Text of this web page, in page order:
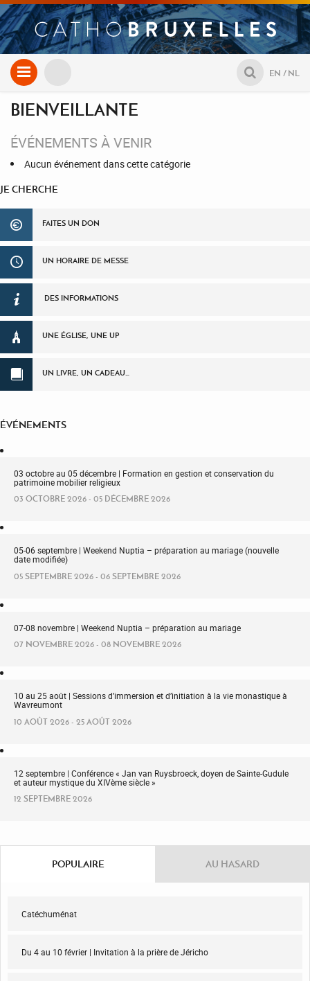
Aller
au
NL
EN
BIENVEILLANTE
ÉVÉNEMENTS À VENIR
Aucun événement dans cette catégorie
JE CHERCHE
FAITES UN DON
UN HORAIRE DE MESSE
DES INFORMATIONS
UNE ÉGLISE, UNE UP
UN LIVRE, UN CADEAU…
ÉVÉNEMENTS
03 octobre au 05 décembre | Formation en gestion et conservation du
patrimoine mobilier religieux
03 OCTOBRE 2026 - 05 DÉCEMBRE 2026
05-06 septembre | Weekend Nuptia – préparation au mariage (nouvelle
date modifiée)
05 SEPTEMBRE 2026 - 06 SEPTEMBRE 2026
07-08 novembre | Weekend Nuptia – préparation au mariage
07 NOVEMBRE 2026 - 08 NOVEMBRE 2026
10 au 25 août | Sessions d’immersion et d’initiation à la vie monastique à
Wavreumont
10 AOÛT 2026 - 25 AOÛT 2026
12 septembre | Conférence « Jan van Ruysbroeck, doyen de Sainte-Gudule
et auteur mystique du XIVème siècle »
12 SEPTEMBRE 2026
POPULAIRE AU HASARD
Catéchuménat
Du 4 au 10 février | Invitation à la prière de Jéricho